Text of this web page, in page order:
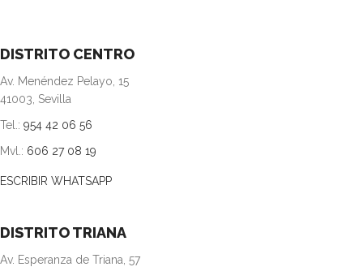
DISTRITO CENTRO
Av. Menéndez Pelayo, 15
41003, Sevilla
Tel.: 954 42 06 56
Mvl.: 606 27 08 19
ESCRIBIR WHATSAPP
DISTRITO TRIANA
Av. Esperanza de Triana, 57